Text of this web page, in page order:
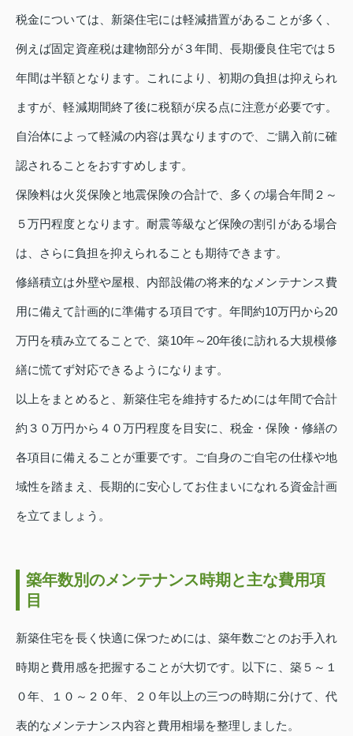
税金については、新築住宅には軽減措置があることが多く、
例えば固定資産税は建物部分が３年間、長期優良住宅では５
年間は半額となります。これにより、初期の負担は抑えられ
ますが、軽減期間終了後に税額が戻る点に注意が必要です。
自治体によって軽減の内容は異なりますので、ご購入前に確
認されることをおすすめします。
保険料は火災保険と地震保険の合計で、多くの場合年間２～
５万円程度となります。耐震等級など保険の割引がある場合
は、さらに負担を抑えられることも期待できます。
修繕積立は外壁や屋根、内部設備の将来的なメンテナンス費
用に備えて計画的に準備する項目です。年間約10万円から20
万円を積み立てることで、築10年～20年後に訪れる大規模修
繕に慌てず対応できるようになります。
以上をまとめると、新築住宅を維持するためには年間で合計
約３０万円から４０万円程度を目安に、税金・保険・修繕の
各項目に備えることが重要です。ご自身のご自宅の仕様や地
域性を踏まえ、長期的に安心してお住まいになれる資金計画
を立てましょう。
築年数別のメンテナンス時期と主な費用項
目
新築住宅を長く快適に保つためには、築年数ごとのお手入れ
時期と費用感を把握することが大切です。以下に、築５～１
０年、１０～２０年、２０年以上の三つの時期に分けて、代
表的なメンテナンス内容と費用相場を整理しました。